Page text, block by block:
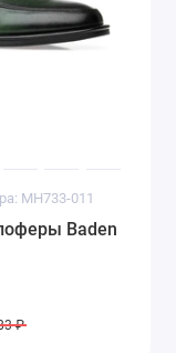
MH733-011
Baden
₽